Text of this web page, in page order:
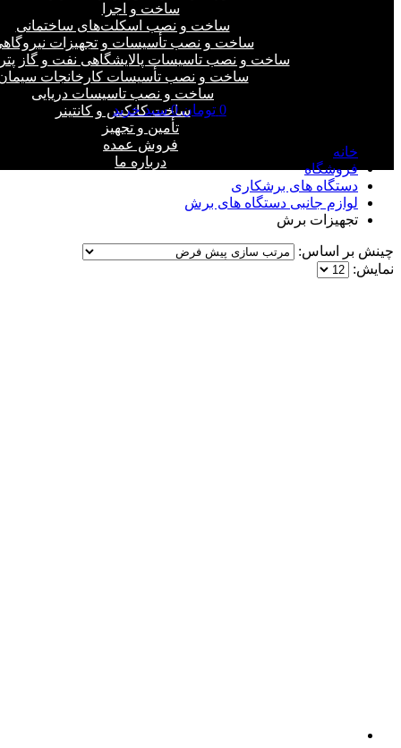
ساخت و اجرا
ساخت و نصب اسکلت‌های ساختمانی
ساخت و نصب تأسیسات و تجهیزات
ساخت و نصب تاسیسات پالایشگاهی نفت و گاز
ساخت و نصب تأسیسات کارخانجات
ساخت و نصب تاسیسات دریایی
ساخت کانکس و کانتینر
تأمین و تجهیز
فروش عمده
درباره ما
0 تومان 0 سبد خرید
خانه
فروشگاه
دستگاه های برشکاری
لوازم جانبی دستگاه های برش
تجهیزات برش
چینش بر اساس:
نمایش: